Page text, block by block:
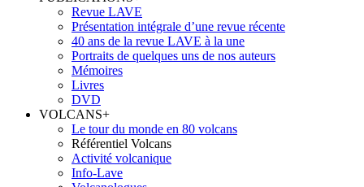
Revue LAVE
Présentation intégrale d’une revue récente
40 ans de la revue LAVE à la une
Portraits de quelques uns de nos auteurs
Mémoires
Livres
DVD
VOLCANS+
Le tour du monde en 80 volcans
Référentiel Volcans
Activité volcanique
Info-Lave